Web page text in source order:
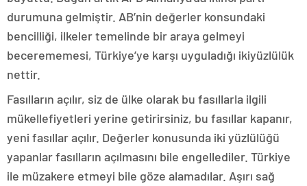
durumuna gelmiştir. AB’nin değerler konsundaki
bencilliği, ilkeler temelinde bir araya gelmeyi
becerememesi, Türkiye’ye karşı uyguladığı ikiyüzlülük
nettir.
Fasılların açılır, siz de ülke olarak bu fasıllarla ilgili
mükellefiyetleri yerine getirirsiniz, bu fasıllar kapanır,
yeni fasıllar açılır. Değerler konusunda iki yüzlülüğü
yapanlar fasılların açılmasını bile engellediler. Türkiye
ile müzakere etmeyi bile göze alamadılar. Aşırı sağ